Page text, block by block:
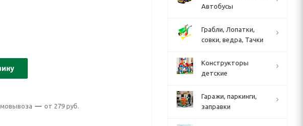
— от 279 руб.
Автобусы
Грабли, Лопатки,
совки, ведра, Тачки
Конструкторы
детские
Гаражи, паркинги,
заправки